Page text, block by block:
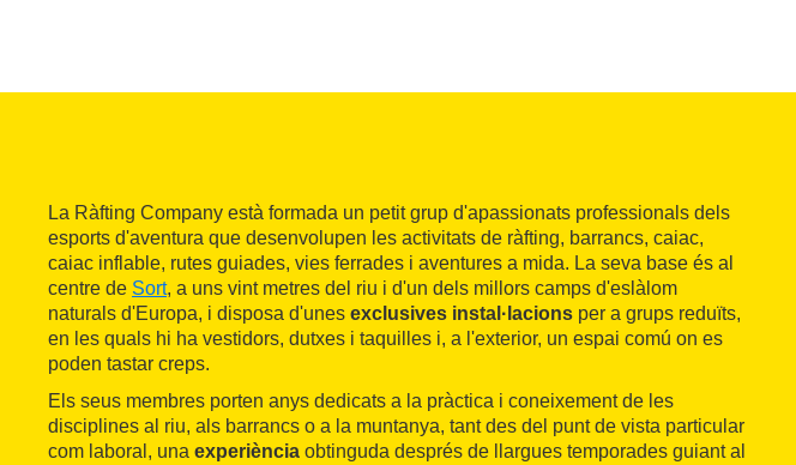
La Ràfting Company està formada un petit grup d'apassionats professionals dels
esports d'aventura que desenvolupen les activitats de ràfting, barrancs, caiac,
caiac inflable, rutes guiades, vies ferrades i aventures a mida. La seva base és al
centre de Sort, a uns vint metres del riu i d'un dels millors camps d'eslàlom
naturals d'Europa, i disposa d'unes exclusives instal·lacions per a grups reduïts,
en les quals hi ha vestidors, dutxes i taquilles i, a l'exterior, un espai comú on es
poden tastar creps.
Els seus membres porten anys dedicats a la pràctica i coneixement de les
disciplines al riu, als barrancs o a la muntanya, tant des del punt de vista particular
com laboral, una experiència obtinguda després de llargues temporades guiant al